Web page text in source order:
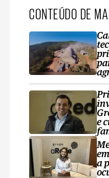
CONTEÚDO DE
e
a